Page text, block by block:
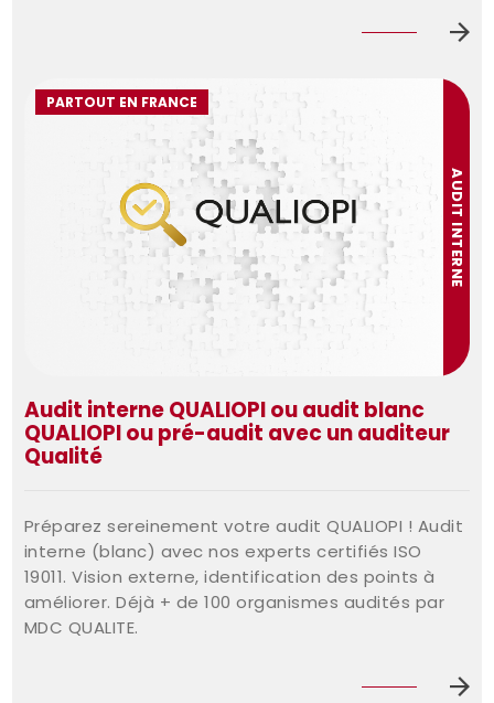
PARTOUT EN FRANCE
AUDIT INTERNE
Audit interne QUALIOPI ou audit blanc
QUALIOPI ou pré-audit avec un auditeur
Qualité
Préparez sereinement votre audit QUALIOPI ! Audit
interne (blanc) avec nos experts certifiés ISO
19011. Vision externe, identification des points à
améliorer. Déjà + de 100 organismes audités par
MDC QUALITE.